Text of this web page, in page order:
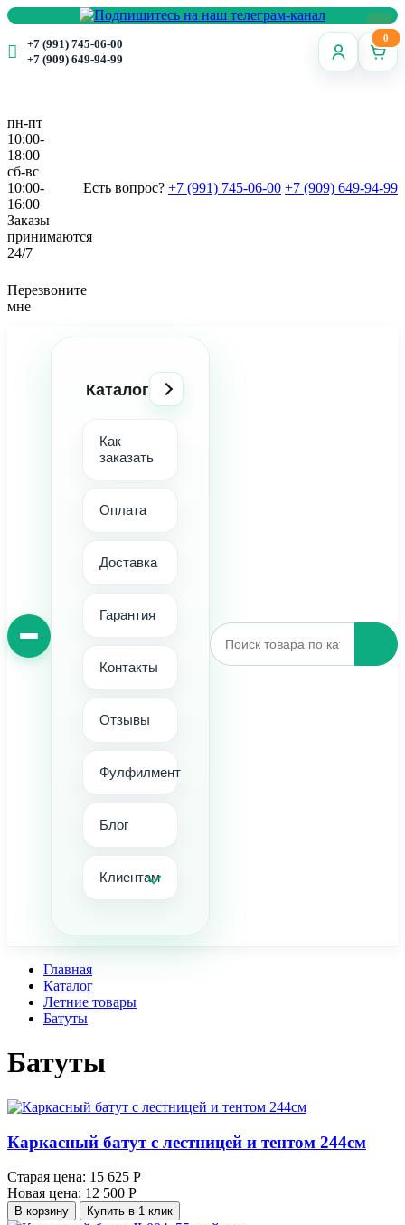
+7 (991) 745-06-00
+7 (909) 649-94-99
0
пн-пт
10:00-
18:00
сб-вс
10:00-
16:00
Заказы
принимаются
24/7
Есть вопрос? +7 (991) 745-06-00 +7 (909) 649-94-99
Перезвоните
мне
Каталог
Как
заказать
Оплата
Доставка
Гарантия
Контакты
Отзывы
Фулфилмент
Блог
Клиентам
Главная
Каталог
Летние товары
Батуты
Батуты
Каркасный батут с лестницей и тентом 244см
Старая цена: 15 625 Р
Новая цена: 12 500 Р
В корзину Купить в 1 клик